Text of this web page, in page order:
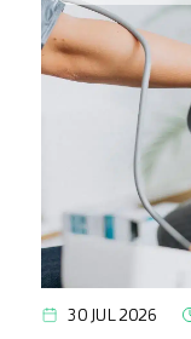
30 JUL 2026